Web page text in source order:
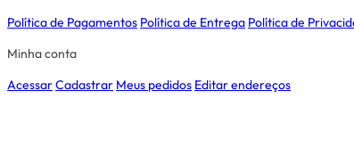
Política de Pagamentos Política de Entrega Política de
Minha conta
AcessarCadastrar Meus pedidos Editar endereços